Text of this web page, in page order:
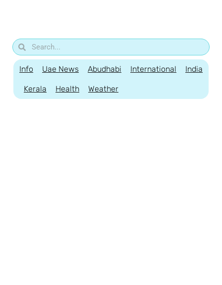
Info Uae News Abudhabi International India
Kerala Health Weather